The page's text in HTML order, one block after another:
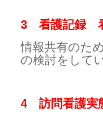
3 看護記録
情報共有のた
の検討をして
4 訪問看護実